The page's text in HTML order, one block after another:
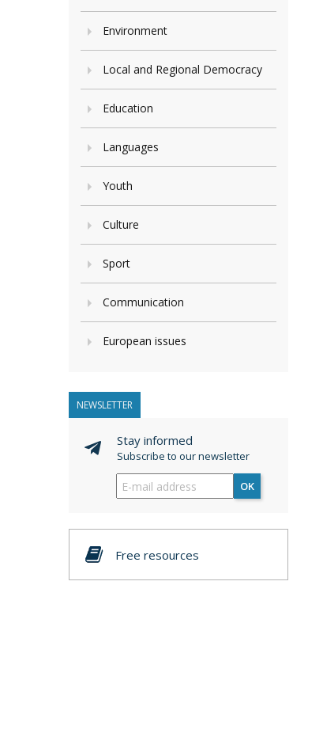
Environment
Local and Regional Democracy
Education
Languages
Youth
Culture
Sport
Communication
European issues
NEWSLETTER
Stay informed
Subscribe to our newsletter
OK
Free resources